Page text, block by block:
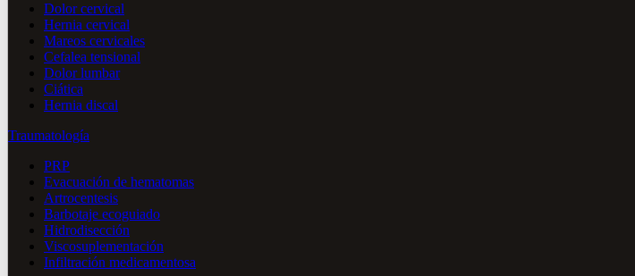
Dolor cervical
Hernia cervical
Mareos cervicales
Cefalea tensional
Dolor lumbar
Ciática
Hernia discal
Traumatología
PRP
Evacuación de hematomas
Artrocentesis
Barbotaje ecoguiado
Hidrodisección
Viscosuplementación
Infiltración medicamentosa